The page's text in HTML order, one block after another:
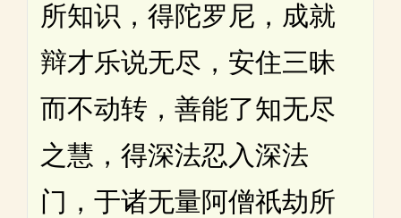
所知识，得陀罗尼，成就
辩才乐说无尽，安住三昧
而不动转，善能了知无尽
之慧，得深法忍入深法
门，于诸无量阿僧祇劫所